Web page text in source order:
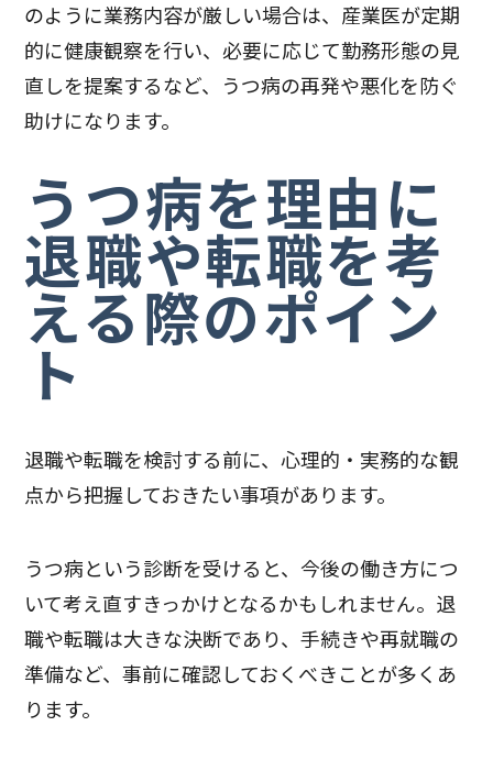
のように業務内容が厳しい場合は、産業医が定期
的に健康観察を行い、必要に応じて勤務形態の見
直しを提案するなど、うつ病の再発や悪化を防ぐ
助けになります。
うつ病を理由に
退職や転職を考
える際のポイン
ト
退職や転職を検討する前に、心理的・実務的な観
点から把握しておきたい事項があります。
うつ病という診断を受けると、今後の働き方につ
いて考え直すきっかけとなるかもしれません。退
職や転職は大きな決断であり、手続きや再就職の
準備など、事前に確認しておくべきことが多くあ
ります。